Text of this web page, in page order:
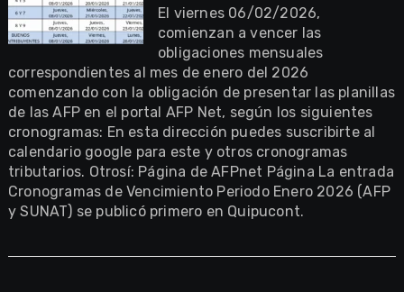
El viernes 06/02/2026,
comienzan a vencer las
obligaciones mensuales
correspondientes al mes de enero del 2026
comenzando con la obligación de presentar las planillas
de las AFP en el portal AFP Net, según los siguientes
cronogramas: En esta dirección puedes suscribirte al
calendario google para este y otros cronogramas
tributarios. Otrosí: Página de AFPnet Página La entrada
Cronogramas de Vencimiento Periodo Enero 2026 (AFP
y SUNAT) se publicó primero en Quipucont.